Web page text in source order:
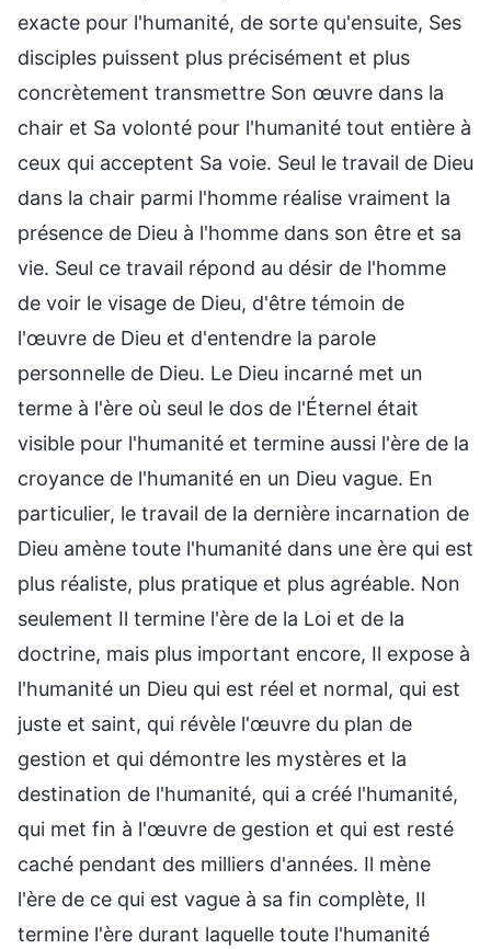
exacte pour l'humanité, de sorte qu'ensuite, Ses
disciples puissent plus précisément et plus
concrètement transmettre Son œuvre dans la
chair et Sa volonté pour l'humanité tout entière à
ceux qui acceptent Sa voie. Seul le travail de Dieu
dans la chair parmi l'homme réalise vraiment la
présence de Dieu à l'homme dans son être et sa
vie. Seul ce travail répond au désir de l'homme
de voir le visage de Dieu, d'être témoin de
l'œuvre de Dieu et d'entendre la parole
personnelle de Dieu. Le Dieu incarné met un
terme à l'ère où seul le dos de l'Éternel était
visible pour l'humanité et termine aussi l'ère de la
croyance de l'humanité en un Dieu vague. En
particulier, le travail de la dernière incarnation de
Dieu amène toute l'humanité dans une ère qui est
plus réaliste, plus pratique et plus agréable. Non
seulement Il termine l'ère de la Loi et de la
doctrine, mais plus important encore, Il expose à
l'humanité un Dieu qui est réel et normal, qui est
juste et saint, qui révèle l'œuvre du plan de
gestion et qui démontre les mystères et la
destination de l'humanité, qui a créé l'humanité,
qui met fin à l'œuvre de gestion et qui est resté
caché pendant des milliers d'années. Il mène
l'ère de ce qui est vague à sa fin complète, Il
termine l'ère durant laquelle toute l'humanité